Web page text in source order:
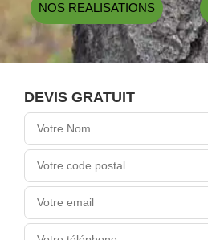
NOS REALISATIONS
DEVIS GRATUIT